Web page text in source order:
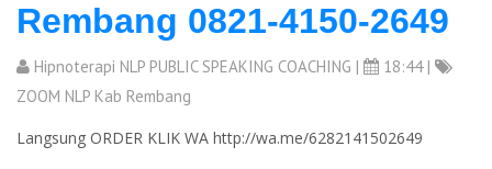
i
Rembang 0821-4150-2649
Hipnoterapi NLP PUBLIC SPEAKING COACHING |
18:44 |
ZOOM NLP Kab Rembang
Langsung ORDER KLIK WA http://wa.me/6282141502649